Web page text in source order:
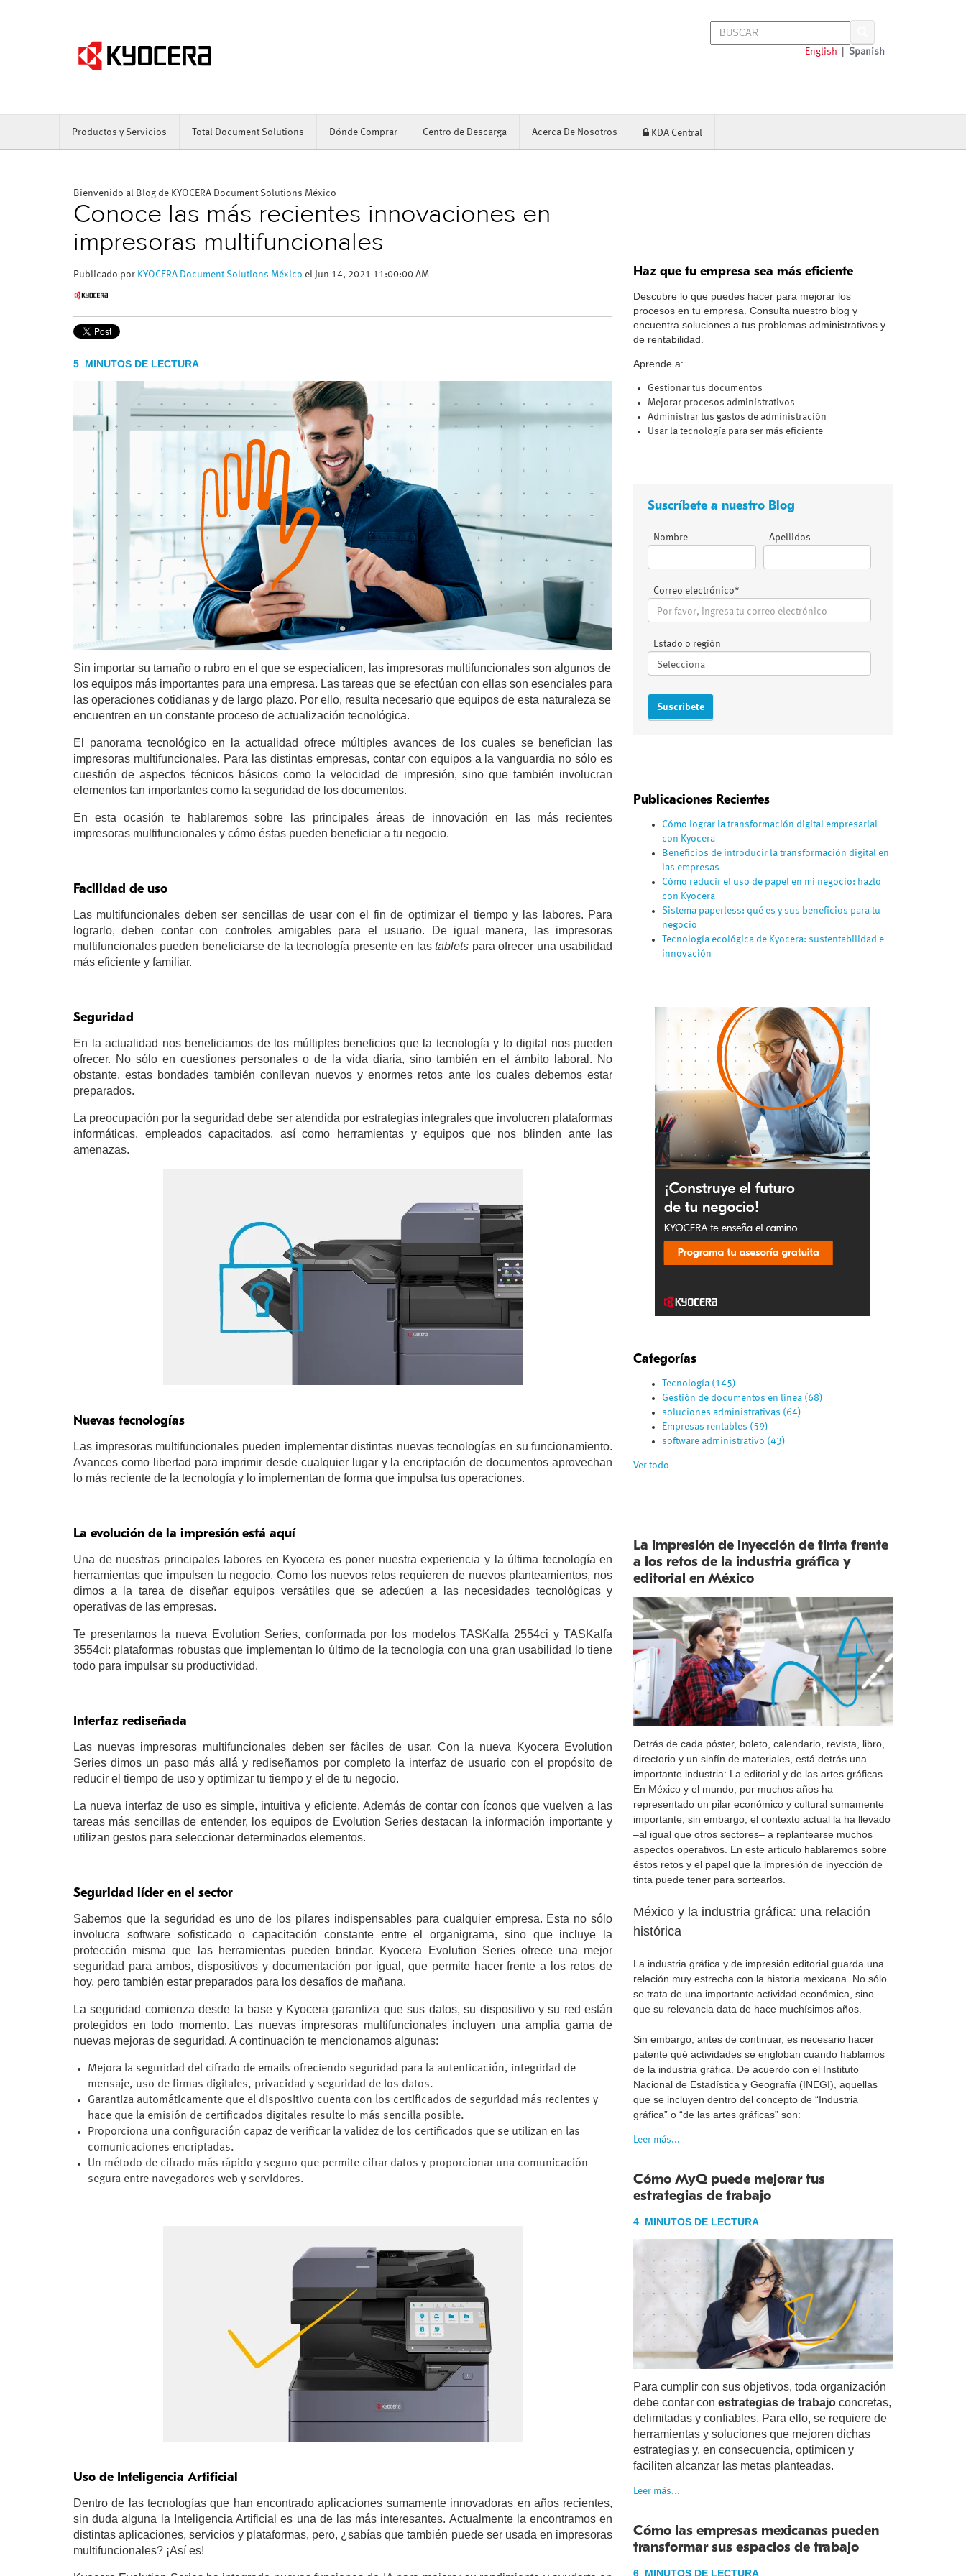
English Spanish
Productos y Servicios Total Document Solutions Dónde Comprar Centro de Descarga Acerca De Nosotros KDA Central
Bienvenido al Blog de KYOCERA Document Solutions México
Conoce las más recientes innovaciones en
impresoras multifuncionales
Publicado por KYOCERA Document Solutions México el Jun 14, 2021 11:00:00 AM
5 MINUTOS DE LECTURA
Sin importar su tamaño o rubro en el que se especialicen, las impresoras multifuncionales son algunos de
los equipos más importantes para una empresa. Las tareas que se efectúan con ellas son esenciales para
las operaciones cotidianas y de largo plazo. Por ello, resulta necesario que equipos de esta naturaleza se
encuentren en un constante proceso de actualización tecnológica.
El panorama tecnológico en la actualidad ofrece múltiples avances de los cuales se benefician las
impresoras multifuncionales. Para las distintas empresas, contar con equipos a la vanguardia no sólo es
cuestión de aspectos técnicos básicos como la velocidad de impresión, sino que también involucran
elementos tan importantes como la seguridad de los documentos.
En esta ocasión te hablaremos sobre las principales áreas de innovación en las más recientes
impresoras multifuncionales y cómo éstas pueden beneficiar a tu negocio.
Facilidad de uso
Las multifuncionales deben ser sencillas de usar con el fin de optimizar el tiempo y las labores. Para
lograrlo, deben contar con controles amigables para el usuario. De igual manera, las impresoras
multifuncionales pueden beneficiarse de la tecnología presente en lastablets para ofrecer una usabilidad
más eficiente y familiar.
Seguridad
En la actualidad nos beneficiamos de los múltiples beneficios que la tecnología y lo digital nos pueden
ofrecer. No sólo en cuestiones personales o de la vida diaria, sino también en el ámbito laboral. No
obstante, estas bondades también conllevan nuevos y enormes retos ante los cuales debemos estar
preparados.
La preocupación por la seguridad debe ser atendida por estrategias integrales que involucren plataformas
informáticas, empleados capacitados, así como herramientas y equipos que nos blinden ante las
amenazas.
Nuevas tecnologías
Las impresoras multifuncionales pueden implementar distintas nuevas tecnologías en su funcionamiento.
Avances como libertad para imprimir desde cualquier lugar y la encriptación de documentos aprovechan
lo más reciente de la tecnología y lo implementan de forma que impulsa tus operaciones.
La evolución de la impresión está aquí
Una de nuestras principales labores en Kyocera es poner nuestra experiencia y la última tecnología en
herramientas que impulsen tu negocio. Como los nuevos retos requieren de nuevos planteamientos, nos
dimos a la tarea de diseñar equipos versátiles que se adecúen a las necesidades tecnológicas y
operativas de las empresas.
Te presentamos la nueva Evolution Series, conformada por los modelos TASKalfa 2554ci y TASKalfa
3554ci: plataformas robustas que implementan lo último de la tecnología con una gran usabilidad lo tiene
todo para impulsar su productividad.
Interfaz rediseñada
Las nuevas impresoras multifuncionales deben ser fáciles de usar. Con la nueva Kyocera Evolution
Series dimos un paso más allá y rediseñamos por completo la interfaz de usuario con el propósito de
reducir el tiempo de uso y optimizar tu tiempo y el de tu negocio.
La nueva interfaz de uso es simple, intuitiva y eficiente. Además de contar con íconos que vuelven a las
tareas más sencillas de entender, los equipos de Evolution Series destacan la información importante y
utilizan gestos para seleccionar determinados elementos.
Seguridad líder en el sector
Sabemos que la seguridad es uno de los pilares indispensables para cualquier empresa. Esta no sólo
involucra software sofisticado o capacitación constante entre el organigrama, sino que incluye la
protección misma que las herramientas pueden brindar. Kyocera Evolution Series ofrece una mejor
seguridad para ambos, dispositivos y documentación por igual, que permite hacer frente a los retos de
hoy, pero también estar preparados para los desafíos de mañana.
La seguridad comienza desde la base y Kyocera garantiza que sus datos, su dispositivo y su red están
protegidos en todo momento. Las nuevas impresoras multifuncionales incluyen una amplia gama de
nuevas mejoras de seguridad. A continuación te mencionamos algunas:
Mejora la seguridad del cifrado de emails ofreciendo seguridad para la autenticación, integridad de
mensaje, uso de firmas digitales, privacidad y seguridad de los datos.
Garantiza automáticamente que el dispositivo cuenta con los certificados de seguridad más recientes y
hace que la emisión de certificados digitales resulte lo más sencilla posible.
Proporciona una configuración capaz de verificar la validez de los certificados que se utilizan en las
comunicaciones encriptadas.
Un método de cifrado más rápido y seguro que permite cifrar datos y proporcionar una comunicación
segura entre navegadores web y servidores.
Uso de Inteligencia Artificial
Dentro de las tecnologías que han encontrado aplicaciones sumamente innovadoras en años recientes,
sin duda alguna la Inteligencia Artificial es una de las más interesantes. Actualmente la encontramos en
distintas aplicaciones, servicios y plataformas, pero, ¿sabías que también puede ser usada en impresoras
multifuncionales? ¡Así es!
Haz que tu empresa sea más eficiente
Descubre lo que puedes hacer para mejorar los
procesos en tu empresa. Consulta nuestro blog y
encuentra soluciones a tus problemas administrativos y
de rentabilidad.
Aprende a:
Gestionar tus documentos
Mejorar procesos administrativos
Administrar tus gastos de administración
Usar la tecnología para ser más eficiente
Suscríbete a nuestro Blog
Nombre Apellidos
Correo electrónico*
Estado o región
Publicaciones Recientes
Cómo lograr la transformación digital empresarial
con Kyocera
Beneficios de introducir la transformación digital en
las empresas
Cómo reducir el uso de papel en mi negocio: hazlo
con Kyocera
Sistema paperless: qué es y sus beneficios para tu
negocio
Tecnología ecológica de Kyocera: sustentabilidad e
innovación
Categorías
Tecnología (145)
Gestión de documentos en línea (68)
soluciones administrativas (64)
Empresas rentables (59)
software administrativo (43)
Ver todo
La impresión de inyección de tinta frente
a los retos de la industria gráfica y
editorial en México
Detrás de cada póster, boleto, calendario, revista, libro,
directorio y un sinfín de materiales, está detrás una
importante industria: La editorial y de las artes gráficas.
En México y el mundo, por muchos años ha
representado un pilar económico y cultural sumamente
importante; sin embargo, el contexto actual la ha llevado
–al igual que otros sectores– a replantearse muchos
aspectos operativos. En este artículo hablaremos sobre
éstos retos y el papel que la impresión de inyección de
tinta puede tener para sortearlos.
México y la industria gráfica: una relación
histórica
La industria gráfica y de impresión editorial guarda una
relación muy estrecha con la historia mexicana. No sólo
se trata de una importante actividad económica, sino
que su relevancia data de hace muchísimos años.
Sin embargo, antes de continuar, es necesario hacer
patente qué actividades se engloban cuando hablamos
de la industria gráfica. De acuerdo con el Instituto
Nacional de Estadística y Geografía (INEGI), aquellas
que se incluyen dentro del concepto de “Industria
gráfica” o “de las artes gráficas” son:
Leer más...
Cómo MyQ puede mejorar tus
estrategias de trabajo
4 MINUTOS DE LECTURA
Para cumplir con sus objetivos, toda organización
debe contar conestrategias de trabajo concretas,
delimitadas y confiables. Para ello, se requiere de
herramientas y soluciones que mejoren dichas
estrategias y, en consecuencia, optimicen y
faciliten alcanzar las metas planteadas.
Leer más...
Cómo las empresas mexicanas pueden
transformar sus espacios de trabajo
6 MINUTOS DE LECTURA